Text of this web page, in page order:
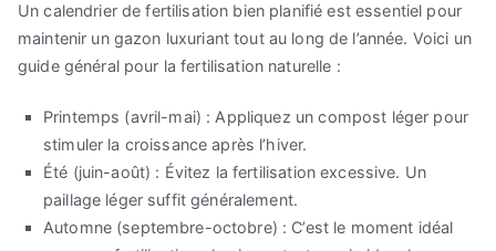
Un calendrier de fertilisation bien planifié est essentiel pour
maintenir un gazon luxuriant tout au long de l’année. Voici un
guide général pour la fertilisation naturelle :
Printemps (avril-mai) : Appliquez un compost léger pour
stimuler la croissance après l’hiver.
Été (juin-août) : Évitez la fertilisation excessive. Un
paillage léger suffit généralement.
Automne (septembre-octobre) : C’est le moment idéal